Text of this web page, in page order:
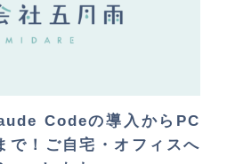
Codeの導入からPC
で！ご自宅・オフィスへ